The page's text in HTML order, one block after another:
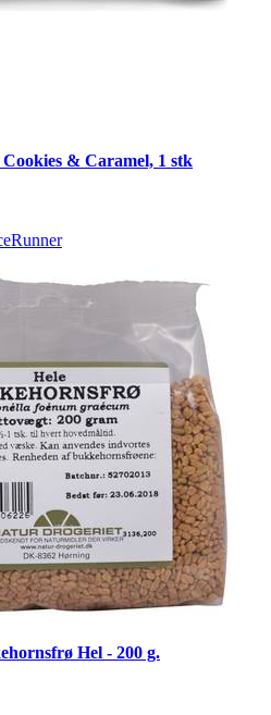
& Caramel, 1 stk
Hel - 200 g.